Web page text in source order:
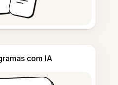
com IA